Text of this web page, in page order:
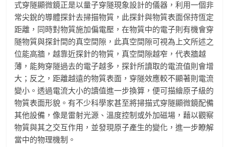
式穿隧顯微鏡正是以量子穿隧現象設計的儀器，利用一個非
常尖銳的導體探針去掃描物質，此探針與物質表面保持恆定
距離，同時對物質施加偏電壓，在物質中的電子則有機會穿
隧物質與探針間的真空間隙，此真空間隙可視為上文所述之
位能高牆，越靠近探針的物質，真空間隙越窄，代表牆越
薄，能夠穿隧過去的電子越多，探針所讀取的電流值則會增
大；反之，距離越遠的物質表面，穿隧效應較不顯著則電流
變小。透過電流大小的讀值進一步換算，便可描繪原子級的
物質表面形貌。有不少科學家甚至將掃描式穿隧顯微鏡配備
其他設備，像是雷射光源、溫度控制或外加磁場，藉以觀察
物質與其之交互作用，並發現原子產生的變化，進一步瞭解
當中的物理機制。